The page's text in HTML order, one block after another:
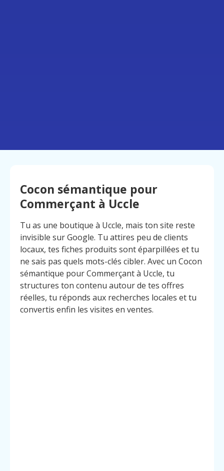
Cocon sémantique pour
Commerçant à Uccle
Tu as une boutique à Uccle, mais ton site reste
invisible sur Google. Tu attires peu de clients
locaux, tes fiches produits sont éparpillées et tu
ne sais pas quels mots-clés cibler. Avec un Cocon
sémantique pour Commerçant à Uccle, tu
structures ton contenu autour de tes offres
réelles, tu réponds aux recherches locales et tu
convertis enfin les visites en ventes.